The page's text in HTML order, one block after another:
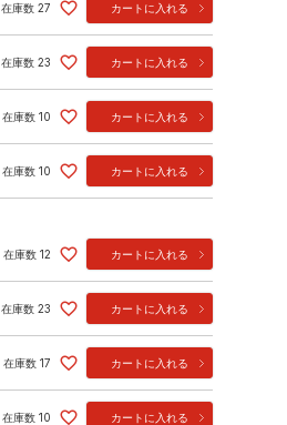
在庫数 27 カートに入れる
在庫数 23 カートに入れる
在庫数 10 カートに入れる
在庫数 10 カートに入れる
在庫数 12 カートに入れる
在庫数 23 カートに入れる
在庫数 17 カートに入れる
在庫数 10 カートに入れる